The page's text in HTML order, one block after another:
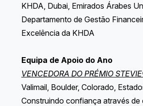
KHDA, Dubai, Emirados Árabes
Departamento de Gestão
Excelência da KHDA
Equipa de Apoio do Ano
VENCEDORA DO PRÉMIO
Valimail, Boulder, Colorado,
Construindo confiança através de